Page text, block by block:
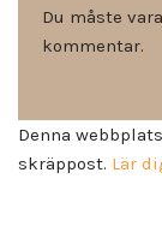
Du måste vara
kommentar.
Denna
skräppost. Lär